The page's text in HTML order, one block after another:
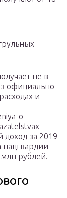
не в
официально
и
o-
доход за 2019
нацгвардии
млн рублей.